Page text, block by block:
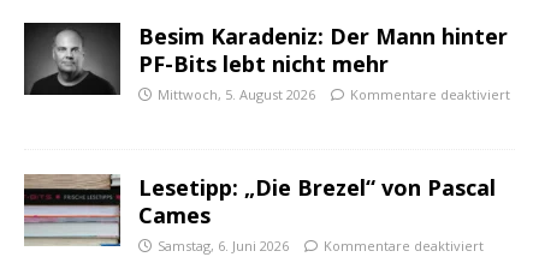
Besim Karadeniz: Der Mann hinter
PF-Bits lebt nicht mehr
Mittwoch, 5. August 2026 Kommentare deaktiviert
Lesetipp: „Die Brezel“ von Pascal
Cames
Samstag, 6. Juni 2026 Kommentare deaktiviert